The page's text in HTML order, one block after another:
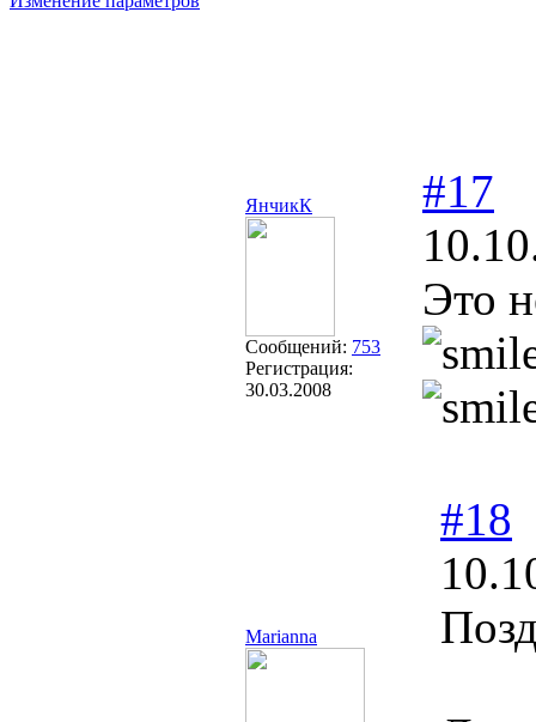
ЯнчикК
Сообщений: 753
Регистрация:
30.03.2008
#17
Это
Marianna
#18